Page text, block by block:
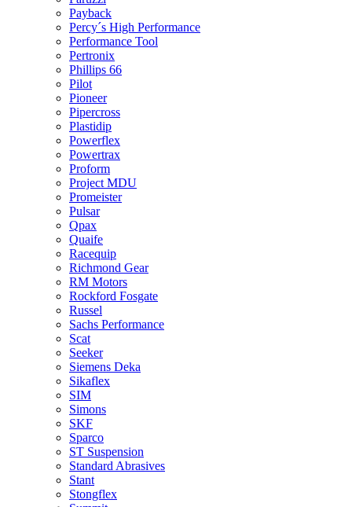
Payback
Percy´s High Performance
Performance Tool
Pertronix
Phillips 66
Pilot
Pioneer
Pipercross
Plastidip
Powerflex
Powertrax
Proform
Project MDU
Promeister
Pulsar
Qpax
Quaife
Racequip
Richmond Gear
RM Motors
Rockford Fosgate
Russel
Sachs Performance
Scat
Seeker
Siemens Deka
Sikaflex
SIM
Simons
SKF
Sparco
ST Suspension
Standard Abrasives
Stant
Stongflex